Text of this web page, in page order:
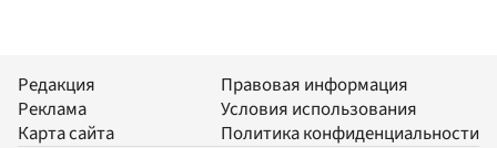
Редакция
Реклама
Карта сайта
Правовая информация
Условия использования
Политика конфиденциальности